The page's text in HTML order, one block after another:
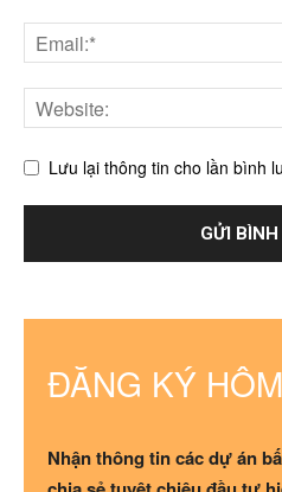
Lưu lại thông tin cho lần bình
ĐĂNG KÝ
Nhận thông tin các dự án